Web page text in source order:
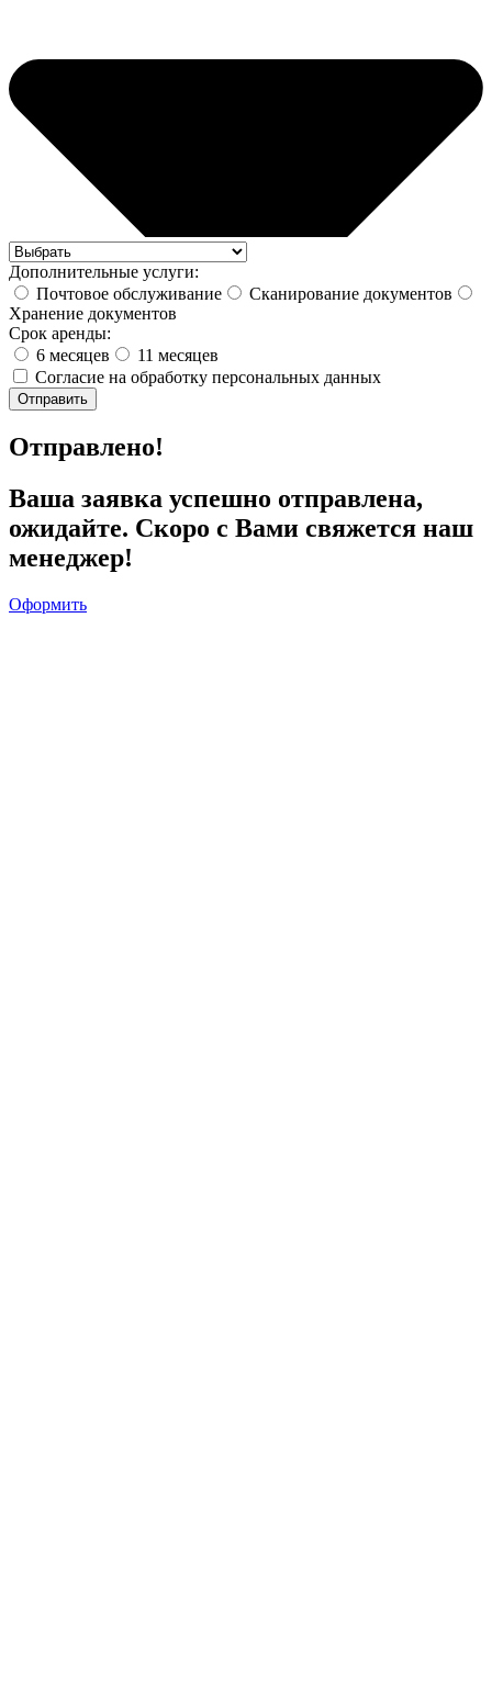
Дополнительные услуги:
Почтовое обслуживание
Сканирование документов
Хранение документов
Срок аренды:
6 месяцев
11 месяцев
Согласие на обработку персональных данных
Отправить
Отправлено!
Ваша заявка успешно отправлена,
ожидайте. Скоро с Вами свяжется наш
менеджер!
Оформить